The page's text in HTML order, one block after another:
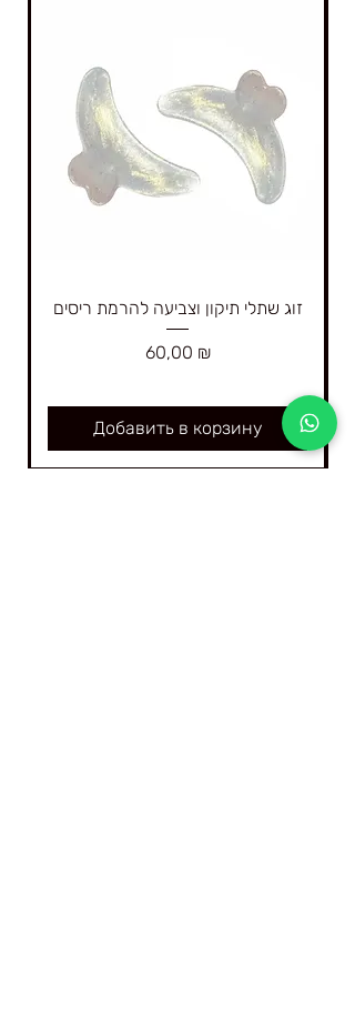
זוג שתלי תיקון וצביעה להרמת ריסים
Цена
60,00 ₪
Добавить в корзину